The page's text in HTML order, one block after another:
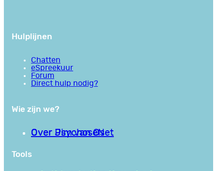
Hulplijnen
Chatten
eSpreekuur
Forum
Direct hulp nodig?
Wie zijn we?
Over PsychoseNet
Over Jim van Os
Tools